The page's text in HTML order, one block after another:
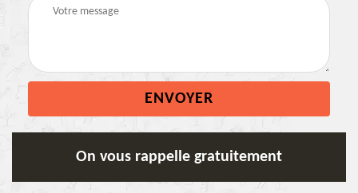
On vous rappelle gratuitement